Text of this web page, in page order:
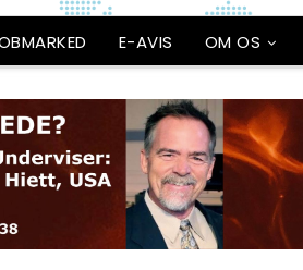
E-AVIS OM OS